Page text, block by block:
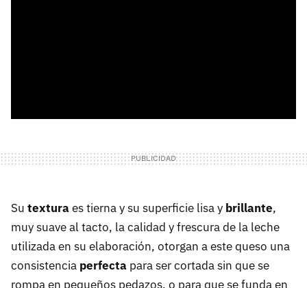
Su texturaes tierna y su superficie lisa y brillante,
muy suave al tacto, la calidad y frescura de la leche
utilizada en su elaboración, otorgan a este queso una
consistencia perfecta para ser cortada sin que se
rompa en pequeños pedazos, o para que se funda en